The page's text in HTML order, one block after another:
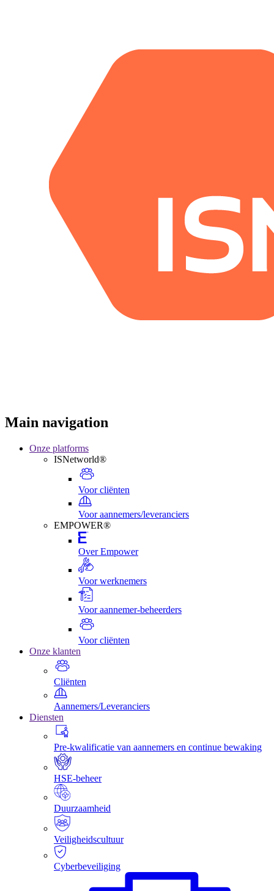
Main navigation
Onze platforms
ISNetworld®
Voor cliënten
Voor aannemers/leveranciers
EMPOWER®
Over Empower
Voor werknemers
Voor aannemer-beheerders
Voor cliënten
Onze klanten
Cliënten
Aannemers/Leveranciers
Diensten
Pre-kwalificatie van aannemers en continue bewaking
HSE-beheer
Duurzaamheid
Veiligheidscultuur
Cyberbeveiliging